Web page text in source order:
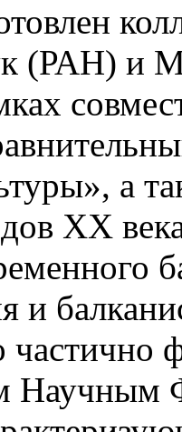
(РАН) и
а
ХХ
и
частично
Научным